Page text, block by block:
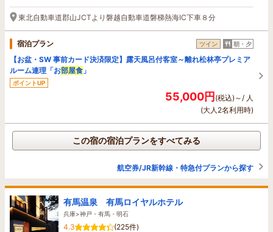
東北自動車道郡山JCTより磐越自動車道磐梯熱海IC下車８分
宿泊プラン ツイン 朝・夕
【お盆・SW 事前カード決済限定】露天風呂付客室～離れ松林亭プレミア
ルーム連理「お部屋食 」
ポイントUP
55,000円(税込)～/ 人
(大人2名利用時)
この宿の宿泊プランをすべてみる
航空券/JR新幹線・特急付プランから探す
有馬温泉 有馬ロイヤルホテル
兵庫>神戸・有馬・明石
4.3
(225件)